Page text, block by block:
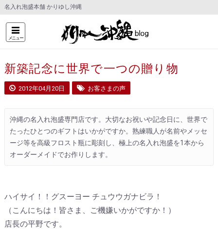
名入れ泡盛本舗 かりゆし沖縄
メニュー
新築記念に世界で一つの贈り物
2012年04月20日 お客さまの声
沖縄の名入れ泡盛専門店です。大切なお祝いや記念日に、世界で
たったひとつのギフトはいかがですか。熟練職人が名前やメッセ
ージ等を高級フロスト瓶に彫刻し、極上の名入れ泡盛を1本から
オーダーメイドでお作りします。
ハイサイ！！グスーヨー チュウウガナビラ！
（こんにちは！皆さま、ご機嫌いかがですか！）
店長の平野です。